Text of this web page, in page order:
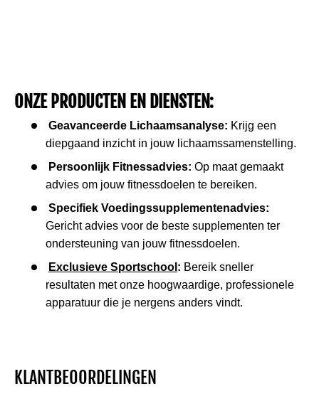
ONZE PRODUCTEN EN DIENSTEN:
Geavanceerde Lichaamsanalyse: Krijg een
diepgaand inzicht in jouw lichaamssamenstelling.
Persoonlijk Fitnessadvies: Op maat gemaakt
advies om jouw fitnessdoelen te bereiken.
Specifiek Voedingssupplementenadvies:
Gericht advies voor de beste supplementen ter
ondersteuning van jouw fitnessdoelen.
Exclusieve Sportschool : Bereik sneller
resultaten met onze hoogwaardige, professionele
apparatuur die je nergens anders vindt.
KLANTBEOORDELINGEN